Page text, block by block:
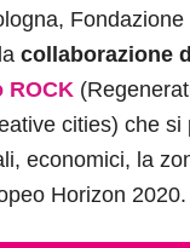
collaborazione
ROCK
cities) che si
economici, la
Horizon 2020.